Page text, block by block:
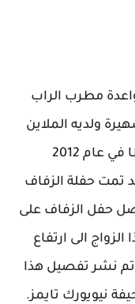
مطرب الراب
ولديه الملاين
من الجماهير حول العالم، ولقد أرتبطا في عام 2012
تمت حفلة الزفاف
وحصل حفل الزفاف على
الى ارتفاع
تم نشر تفصيل هذا
نيويورك تايمز.